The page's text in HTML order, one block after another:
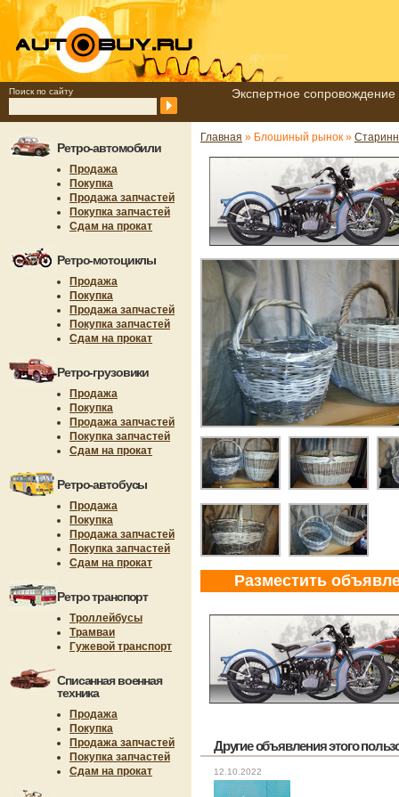
Поиск по сайту Экспертное
Ретро-автомобили
Продажа
Покупка
Продажа запчастей
Покупка запчастей
Сдам на прокат
Ретро-мотоциклы
Продажа
Покупка
Продажа запчастей
Покупка запчастей
Сдам на прокат
Ретро-грузовики
Продажа
Покупка
Продажа запчастей
Покупка запчастей
Сдам на прокат
Ретро-автобусы
Продажа
Покупка
Продажа запчастей
Покупка запчастей
Сдам на прокат
Ретро транспорт
Троллейбусы
Трамваи
Гужевой транспорт
Списанная военная
техника
Продажа
Покупка
Продажа запчастей
Покупка запчастей
Сдам на прокат
Главная » Блошиный рынок »
Разместить
Другие объявления этого
12.10.2022